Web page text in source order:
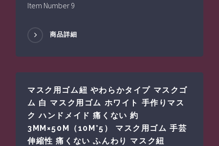
Item Number 9
商品詳細
マスク用ゴム紐 やわらかタイプ マスクゴ
ム 白 マスク用ゴム ホワイト 手作りマス
ク ハンドメイド 痛くない 約
3MM×50M（10M*5） マスク用ゴム 手芸
伸縮性 痛くない ふんわり マスク紐